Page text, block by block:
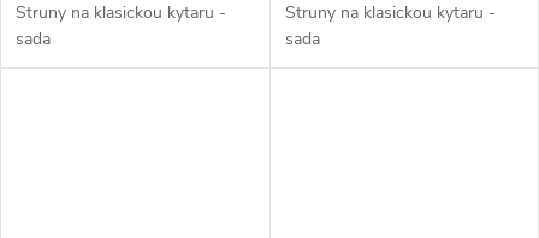
Struny na klasickou kytaru -
sada
Struny na klasickou kytaru -
sada